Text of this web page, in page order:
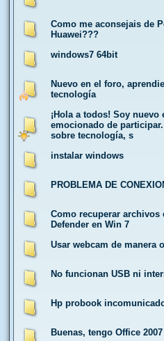
Como me aconsejais de
Huawei???
windows7 64bit
Nuevo en el foro,
tecnología
¡Hola a todos! Soy
emocionado de
sobre tecnología, s
instalar windows
PROBLEMA DE
Como recuperar
Defender en Win 7
Usar webcam de manera
No funcionan USB ni
Hp probook
Buenas, tengo Office